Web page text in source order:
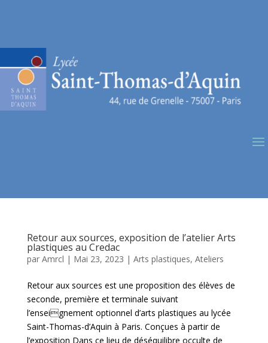
Retour aux sources, exposition de l’atelier Arts
plastiques au Credac
par Amrcl | Mai 23, 2023 | Arts plastiques, Ateliers
Retour aux sources est une proposition des élèves de
seconde, première et terminale suivant
l’enseignement optionnel d’arts plastiques au lycée
Saint-Thomas-d’Aquin à Paris. Conçues à partir de
l’exposition Dans ce lieu de déséquilibre occulte de